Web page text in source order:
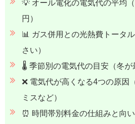
💡 オール電化の電気代の平均
円）
📊 ガス併用との光熱費トータ
さい）
🌡️ 季節別の電気代の目安（冬が
❌ 電気代が高くなる4つの原因
ミスなど）
⏰ 時間帯別料金の仕組みと向